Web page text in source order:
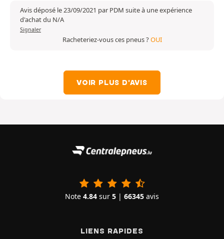
Avis déposé le 23/09/2021 par PDM suite à une expérience
d'achat du N/A
Signaler
Racheteriez-vous ces pneus ?OUI
VOIR PLUS D'AVIS
Note 4.84 sur 5 | 66345 avis
LIENS RAPIDES